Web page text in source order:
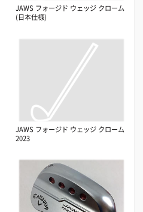
JAWS フォージド ウェッジ クローム
(日本仕様)
JAWS フォージド ウェッジ クローム
2023